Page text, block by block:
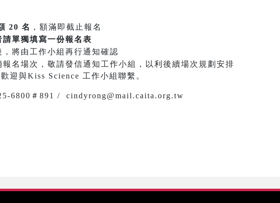
20 名
，額滿即截止報名
請單獨填寫一份報名表
，將由工作小組再行通知確認
報名場次，敬請發信通知工作小組，以利後續場次規劃安排
迎與Kiss Science 工作小組聯繫。
6800＃891 / cindyrong@mail.caita.org.tw